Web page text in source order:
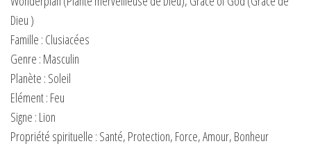
Dieu )
Famille : Clusiacées
Genre : Masculin
Planète : Soleil
Elément : Feu
Signe : Lion
Propriété spirituelle : Santé, Protection, Force, Amour, Bonheur